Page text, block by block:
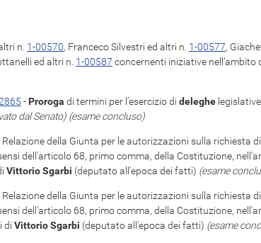
n. 1-00570, Franceco Silvestri ed altri n. 1-00577,
ed altri n. 1-00587 concernenti iniziative nell’ambito
​ - Proroga di termini per l’esercizio di deleghe
dal Senato) (esame concluso)
Relazione della Giunta per le autorizzazioni sulla richiesta
dell'articolo 68, primo comma, della Costituzione,
Vittorio Sgarbi (deputato all'epoca dei fatti) (esame
Relazione della Giunta per le autorizzazioni sulla richiesta
dell'articolo 68, primo comma, della Costituzione,
di Vittorio Sgarbi (deputato all'epoca dei fatti) (esame